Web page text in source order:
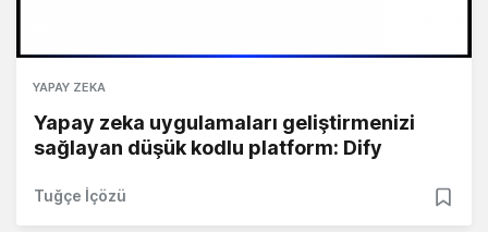
YAPAY ZEKA
Yapay zeka uygulamaları geliştirmenizi
sağlayan düşük kodlu platform: Dify
Tuğçe İçözü